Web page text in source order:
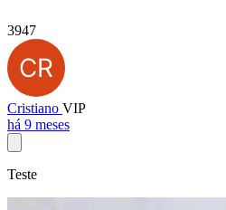
3947
Cristiano VIP
há 9 meses
Teste